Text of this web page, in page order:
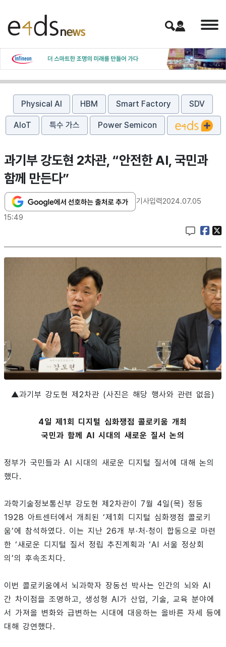
Physical AI HBM Smart Factory SDV
AIoT 특수 가스 Power Semicon
과기부 강도현 2차관, “안전한 AI, 국민과
함께 만든다”
기사입력2024.07.05
15:49
▲과기부 강도현 제2차관 (사진은 해당 행사와 관련 없음)
4일 제1회 디지털 심화쟁점 콜로키움 개최
국민과 함께 AI 시대의 새로운 질서 논의
정부가 국민들과 AI 시대의 새로운 디지털 질서에 대해 논의
했다.
과학기술정보통신부 강도현 제2차관이 7월 4일(목) 정동
1928 아트센터에서 개최된 ‘제1회 디지털 심화쟁점 콜로키
움’에 참석하였다. 이는 지난 26개 부·처·청이 합동으로 마련
한 ‘새로운 디지털 질서 정립 추진계획과 ‘AI 서울 정상회
의’의 후속조치다.
이번 콜로키움에서 뇌과학자 장동선 박사는 인간의 뇌와 AI
간 차이점을 조명하고, 생성형 AI가 산업, 기술, 교육 분야에
서 가져올 변화와 급변하는 시대에 대응하는 올바른 자세 등에
대해 강연했다.